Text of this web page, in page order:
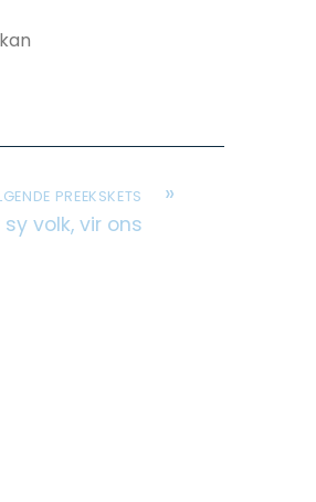
»
PREEKSKETS
volk, vir ons